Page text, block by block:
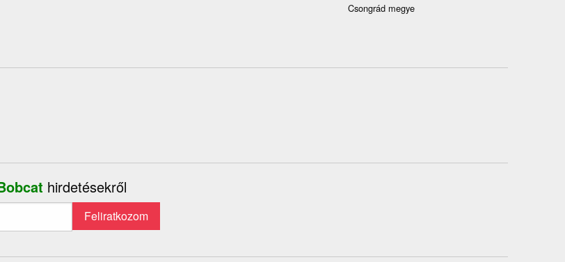
Csongrád megye
hirdetésekről